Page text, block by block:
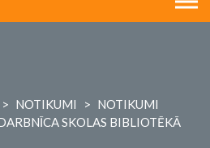
> NOTIKUMI > NOTIKUMI
SKOLAS BIBLIOTĒKĀ